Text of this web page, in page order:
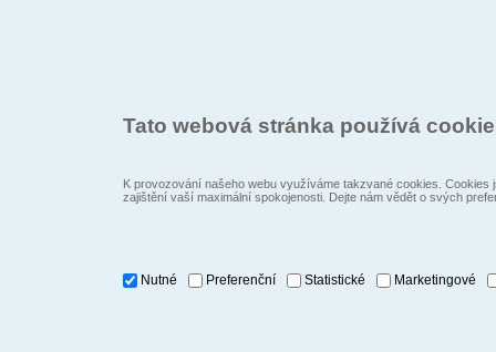
Tato webová stránka používá
K provozování našeho webu využíváme takzvané cookies.
zajištění vaší maximální spokojenosti. Dejte nám vědět o svých
Nutné Preferenční Statistické Marketingové